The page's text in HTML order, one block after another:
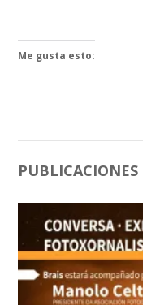
Me gusta esto: